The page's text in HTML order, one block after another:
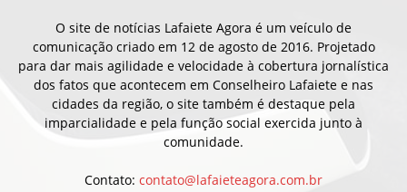
O site de notícias Lafaiete Agora é um veículo de
comunicação criado em 12 de agosto de 2016. Projetado
para dar mais agilidade e velocidade à cobertura jornalística
dos fatos que acontecem em Conselheiro Lafaiete e nas
cidades da região, o site também é destaque pela
imparcialidade e pela função social exercida junto à
comunidade.
Contato: contato@lafaieteagora.com.br